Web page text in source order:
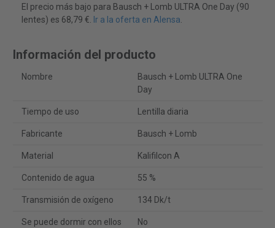
El precio más bajo para Bausch + Lomb ULTRA One Day (90
lentes) es 68,79 €. Ir a la oferta en Alensa.
Información del producto
Nombre
Bausch + Lomb ULTRA One
Day
Tiempo de uso Lentilla diaria
Fabricante Bausch + Lomb
Material Kalifilcon A
Contenido de agua 55 %
Transmisión de oxígeno 134 Dk/t
Se puede dormir con ellos No